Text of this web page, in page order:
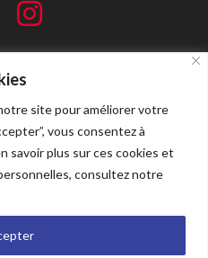
site pour améliorer votre
vous consentez à
savoir plus sur ces cookies et
consultez notre